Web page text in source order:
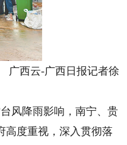
广西云-广西日报记者徐
风降雨影响，南宁、贵
高度重视，深入贯彻落